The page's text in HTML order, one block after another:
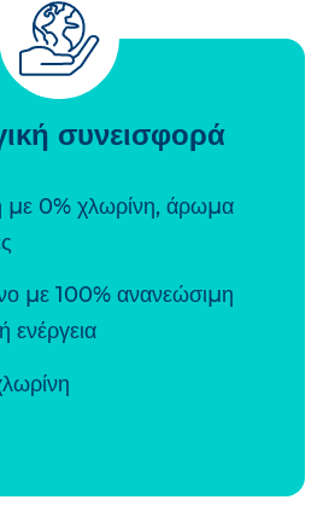
συνεισφορά
με 0% χλωρίνη, άρωμα
με 100% ανανεώσιμη
ενέργεια